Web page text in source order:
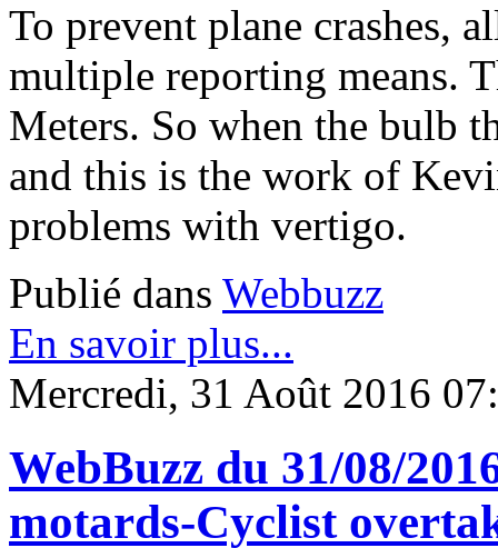
To prevent plane crashes,
multiple reporting means.
Meters. So when the bulb
and this is the work of
problems with vertigo.
Publié dans Webbuzz
En savoir plus...
Mercredi, 31 Août 2016
WebBuzz du 31/08/
motards-Cyclist